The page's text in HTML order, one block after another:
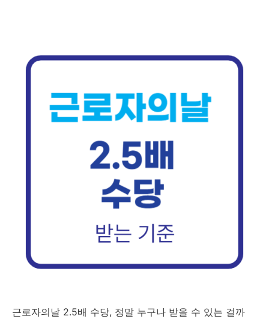
근로자의날 2.5배 수당, 정말 누구나 받을 수 있는 걸까